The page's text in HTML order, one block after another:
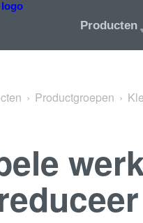
Productgroepen
Producten